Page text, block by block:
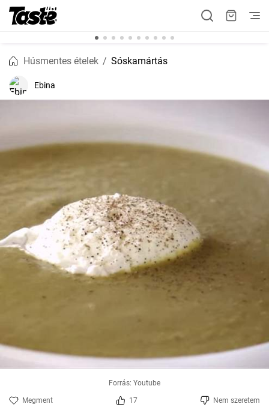
Húsmentes ételek Sóskamártás
Ebina
Forrás: Youtube
Megment 17 Nem szeretem